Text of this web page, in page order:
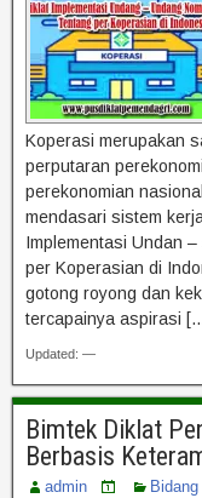
Koperasi merupakan
perputaran
perekonomian
mendasari sistem
Implementasi Undan
per Koperasian di
gotong royong dan
tercapainya aspirasi
Updated: —
Bimtek Diklat
Berbasis
admin